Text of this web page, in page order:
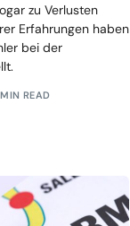
zu Verlusten
Erfahrungen haben
bei der
READ